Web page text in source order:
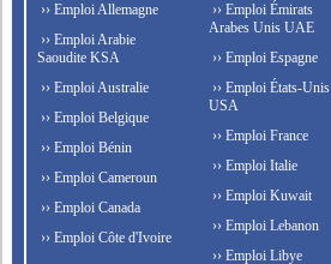
›› Emploi Allemagne
›› Emploi Arabie
Saoudite KSA
›› Emploi Australie
›› Emploi Belgique
›› Emploi Bénin
›› Emploi Cameroun
›› Emploi Canada
›› Emploi Côte d'Ivoire
›› Emploi Émirats
Arabes Unis UAE
›› Emploi Espagne
›› Emploi États-Unis
USA
›› Emploi France
›› Emploi Italie
›› Emploi Kuwait
›› Emploi Lebanon
›› Emploi Libye